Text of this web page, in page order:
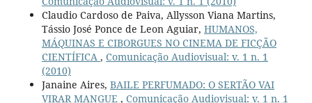
Claudio Cardoso de Paiva, Allysson Viana Martins,
Tássio José Ponce de Leon Aguiar, HUMANOS,
MÁQUINAS E CIBORGUES NO CINEMA DE FICÇÃO
CIENTÍFICA , Comunicação Audiovisual: v. 1 n. 1
(2010)
Janaine Aires, BAILE PERFUMADO: O SERTÃO VAI
VIRAR MANGUE , Comunicação Audiovisual: v. 1 n. 1